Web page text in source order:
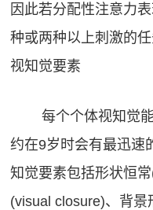
因此若分配性注意力
种或两种以上刺激的任
视知觉要素
每个个体视知觉能
约在9岁时会有最迅速
知觉要素包括形状恒
(visual closure)、背